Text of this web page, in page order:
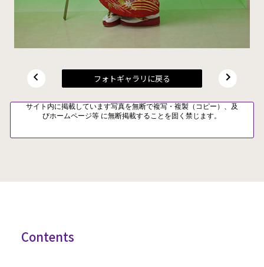
フォトギャラリに戻る
サイト内に掲載しています写真を無断で複写・複製（コピー）、及
びホームページ等 に無断掲載することを固く禁じます。
Contents